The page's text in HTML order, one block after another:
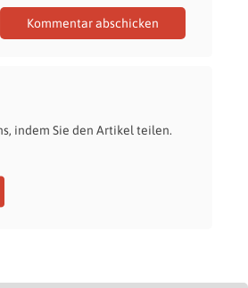
indem Sie den Artikel teilen.